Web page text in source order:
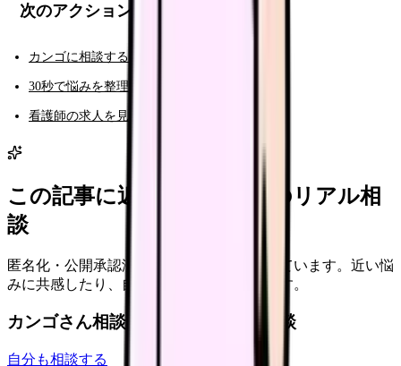
次のアクション
カンゴに相談する（AI相談）
30秒で悩みを整理する（悩み診断）
看護師の求人を見る
この記事に近い看護師さんのリアル相
談
匿名化・公開承認済みの本音だけを表示しています。近い悩
みに共感したり、自分の状況を投稿できます。
カンゴさん相談室から共有された相談
自分も相談する